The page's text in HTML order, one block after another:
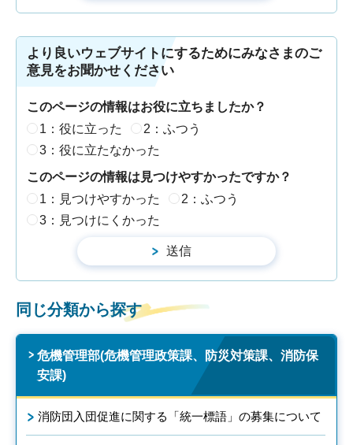
より良いウェブサイトにするためにみなさまのご
意見をお聞かせください
このページの情報はお役に立ちましたか？
1：役に立った
2：ふつう
3：役に立たなかった
このページの情報は見つけやすかったですか？
1：見つけやすかった
2：ふつう
3：見つけにくかった
同じ分類から探す
危機管理部(危機管理政策課、防災対策課、消防保
安課)
消防団入団促進に関する「統一標語」の募集について